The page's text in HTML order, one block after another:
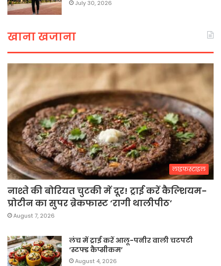
July 30, 2026
खाना खजाना
लाइफस्टाइल
नाश्ते की बोरियत चुटकी में दूर! ट्राई करें कैल्शियम-
प्रोटीन का सुपर ब्रेकफास्ट ‘रागी थालीपीठ’
August 7, 2026
लंच में ट्राई करें आलू-पनीर वाली चटपटी
‘स्टफ्ड कैप्सीकम’
August 4, 2026